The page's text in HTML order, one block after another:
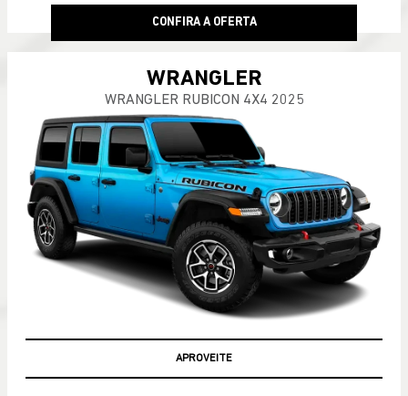
CONFIRA A OFERTA
WRANGLER
WRANGLER RUBICON 4X4 2025
APROVEITE